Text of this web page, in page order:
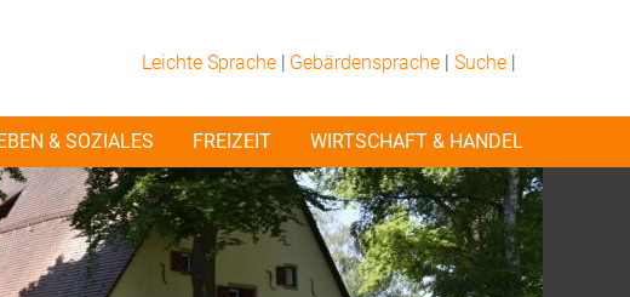
Leichte Sprache | Gebärdensprache | Suche|
& SOZIALES FREIZEIT WIRTSCHAFT & HANDEL